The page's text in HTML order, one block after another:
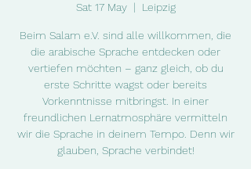
Sat 17 May
  |
Leipzig
Beim Salam e.V. sind alle willkommen, die
die arabische Sprache entdecken oder
vertiefen möchten – ganz gleich, ob du
erste Schritte wagst oder bereits
Vorkenntnisse mitbringst. In einer
freundlichen Lernatmosphäre vermitteln
wir die Sprache in deinem Tempo. Denn wir
glauben, Sprache verbindet!